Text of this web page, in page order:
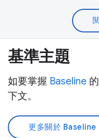
基準主題
如要掌握 Baseline
下文。
更多關於 Baseline